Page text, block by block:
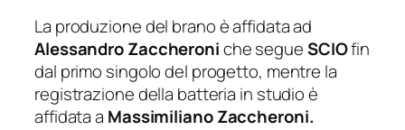
La produzione del brano è affidata ad
Alessandro Zaccheroniche segueSCIOfin
dal primo singolo del progetto, mentre la
registrazione della batteria in studio è
affidata a Massimiliano Zaccheroni.